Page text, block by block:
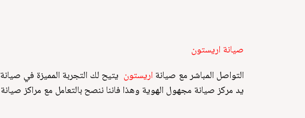
صيانة اريستون
التواصل المباشر مع صيانة اريستون يتيح لك التجربة المميزة في صيانة
يد مركز صيانة مجهول الهوية وهذا فاننا ننصح بالتعامل مع مراكزصيانة